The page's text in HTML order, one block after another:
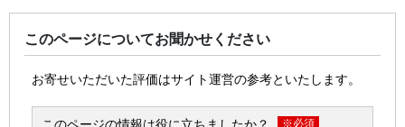
このページについてお聞かせください